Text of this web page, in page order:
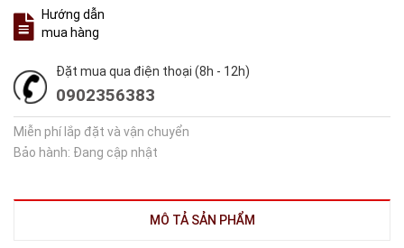
Hướng dẫn
mua hàng
Đặt mua qua điện thoại (8h - 12h)
0902356383
Miễn phí lắp đặt và vận chuyển
Bảo hành: Đang cập nhật
MÔ TẢ SẢN PHẨM